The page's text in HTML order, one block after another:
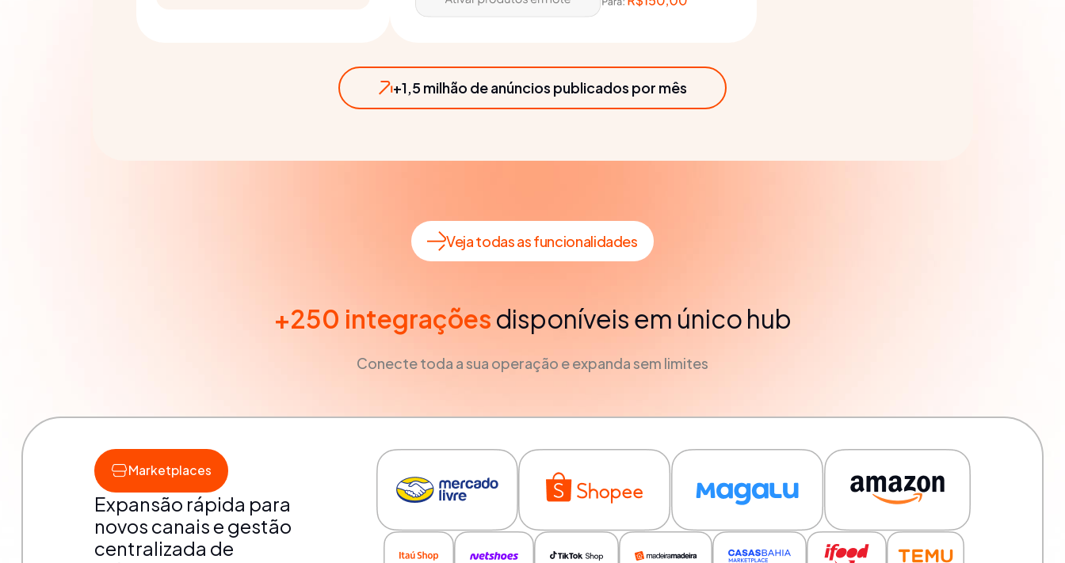
+1,5 milhão de anúncios publicados por mês
Veja todas as funcionalidades
+250 integrações disponíveis em único hub
Conecte toda a sua operação e expanda sem limites
Marketplaces
Expansão rápida para
novos canais e gestão
centralizada de